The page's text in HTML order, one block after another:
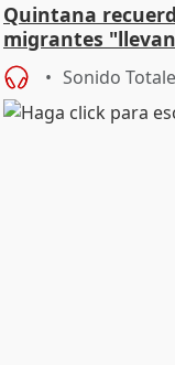
Quintana
migrantes
central
Sonido